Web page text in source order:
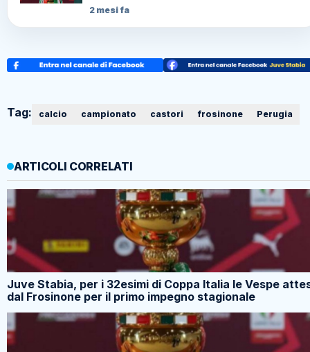
2 mesi fa
Tag: calcio campionato castori frosinone Perugia
ARTICOLI CORRELATI
Juve Stabia, per i 32esimi di Coppa Italia le Vespe
dal Frosinone per il primo impegno stagionale